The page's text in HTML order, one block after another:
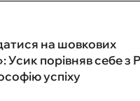
на шовкових
Усик порівняв себе з
успіху